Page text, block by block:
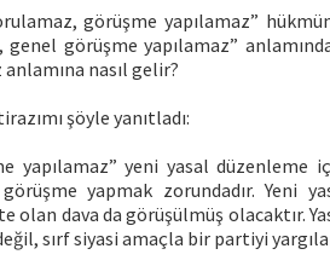
görüşme yapılamaz”
genel görüşme yapılamaz”
anlamına nasıl gelir?
şöyle yanıtladı:
yapılamaz” yeni yasal düzenleme
yapmak zorundadır. Yeni
olan dava da görüşülmüş olacaktır.
sırf siyasi amaçla bir partiyi